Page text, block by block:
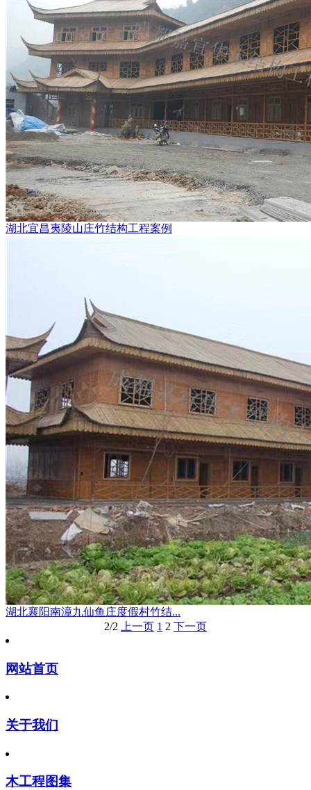
湖北宜昌夷陵山庄竹结构工程案例
湖北襄阳南漳九仙鱼庄度假村竹结...
2/2
上一页 1 2 下一页
网站首页
关于我们
木工程图集